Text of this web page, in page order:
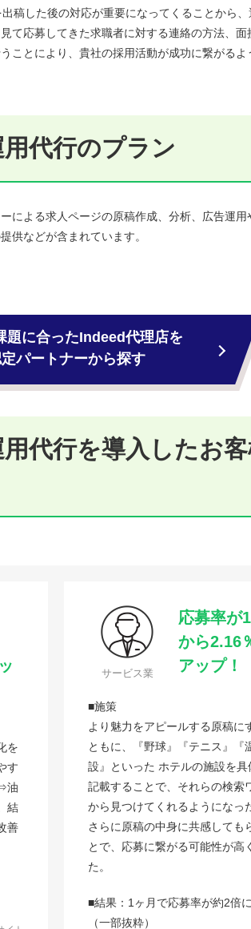
稿した後の対応が重要になってくることから、
て応募してきた求職者に対する連絡の方法、面
ことにより、貴社の採用活動が成功に繋がるよ
代行のプラン
による求人ページの原稿作成、分析、広告運用
供などが含まれています。
題に合ったIndeed代理店を
パートナーから探す
代行を導入したお
を
す
油
結
善
サービス業
応募率が
から2.16
アップ！
■施策
より魅力をアピールする原稿に
ともに、『野球』『テニス』『
設』といった ホテルの施設を具
記載することで、それらの検索
から見つけてくれるようになっ
さらに原稿の中身に共感しても
とで、応募に繋がる可能性が高
た。
■結果：1ヶ月で応募率が約2倍に
（一部抜粋）